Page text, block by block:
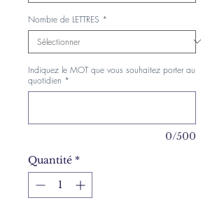
Nombre de LETTRES *
Indiquez le MOT que vous souhaitez porter au
quotidien *
0/500
Quantité *